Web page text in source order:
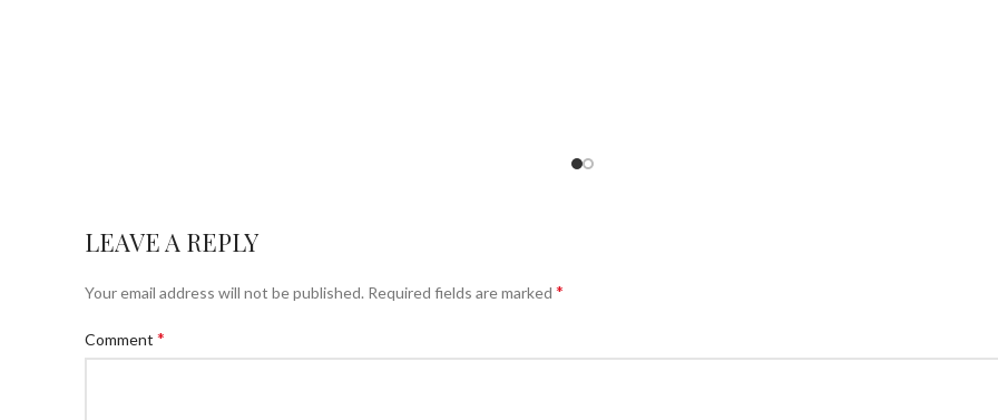
LEAVE A REPLY
Your email address will not be published. Required fields are marked *
Comment *